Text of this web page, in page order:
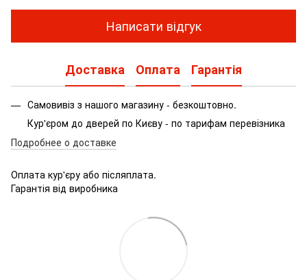
Написати відгук
Доставка Оплата Гарантія
Самовивіз з нашого магазину - безкоштовно.
Кур'єром до дверей по Києву - по тарифам перевізника
Подробнее о доставке
Оплата кур'єру або післяплата.
Гарантія від виробника